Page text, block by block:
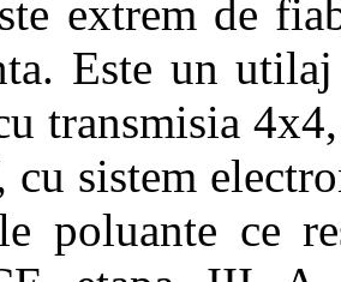
extrem de
Este un
transmisia
cu sistem
poluante ce